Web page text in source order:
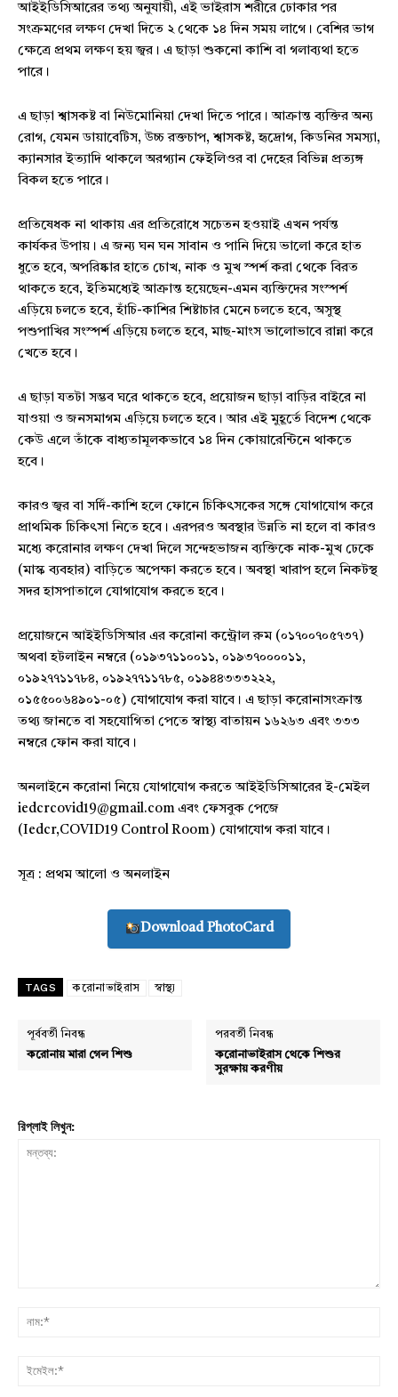
আইইডিসিআরের তথ্য অনুযায়ী, এই ভাইরাস শরীরে ঢোকার পর
সংক্রমণের লক্ষণ দেখা দিতে ২ থেকে ১৪ দিন সময় লাগে। বেশির ভাগ
ক্ষেত্রে প্রথম লক্ষণ হয় জ্বর। এ ছাড়া শুকনো কাশি বা গলাব্যথা হতে
পারে।
এ ছাড়া শ্বাসকষ্ট বা নিউমোনিয়া দেখা দিতে পারে। আক্রান্ত ব্যক্তির অন্য
রোগ, যেমন ডায়াবেটিস, উচ্চ রক্তচাপ, শ্বাসকষ্ট, হৃদ্রোগ, কিডনির সমস্যা,
ক্যানসার ইত্যাদি থাকলে অরগ্যান ফেইলিওর বা দেহের বিভিন্ন প্রত্যঙ্গ
বিকল হতে পারে।
প্রতিষেধক না থাকায় এর প্রতিরোধে সচেতন হওয়াই এখন পর্যন্ত
কার্যকর উপায়। এ জন্য ঘন ঘন সাবান ও পানি দিয়ে ভালো করে হাত
ধুতে হবে, অপরিষ্কার হাতে চোখ, নাক ও মুখ স্পর্শ করা থেকে বিরত
থাকতে হবে, ইতিমধ্যেই আক্রান্ত হয়েছেন-এমন ব্যক্তিদের সংস্পর্শ
এড়িয়ে চলতে হবে, হাঁচি-কাশির শিষ্টাচার মেনে চলতে হবে, অসুস্থ
পশুপাখির সংস্পর্শ এড়িয়ে চলতে হবে, মাছ-মাংস ভালোভাবে রান্না করে
খেতে হবে।
এ ছাড়া যতটা সম্ভব ঘরে থাকতে হবে, প্রয়োজন ছাড়া বাড়ির বাইরে না
যাওয়া ও জনসমাগম এড়িয়ে চলতে হবে। আর এই মুহূর্তে বিদেশ থেকে
কেউ এলে তাঁকে বাধ্যতামূলকভাবে ১৪ দিন কোয়ারেন্টিনে থাকতে
হবে।
কারও জ্বর বা সর্দি-কাশি হলে ফোনে চিকিৎসকের সঙ্গে যোগাযোগ করে
প্রাথমিক চিকিৎসা নিতে হবে। এরপরও অবস্থার উন্নতি না হলে বা কারও
মধ্যে করোনার লক্ষণ দেখা দিলে সন্দেহভাজন ব্যক্তিকে নাক-মুখ ঢেকে
(মাস্ক ব্যবহার) বাড়িতে অপেক্ষা করতে হবে। অবস্থা খারাপ হলে নিকটস্থ
সদর হাসপাতালে যোগাযোগ করতে হবে।
প্রয়োজনে আইইডিসিআর এর করোনা কন্ট্রোল রুম (০১৭০০৭০৫৭৩৭)
অথবা হটলাইন নম্বরে (০১৯৩৭১১০০১১, ০১৯৩৭০০০০১১,
০১৯২৭৭১১৭৮৪, ০১৯২৭৭১১৭৮৫, ০১৯৪৪৩৩৩২২২,
০১৫৫০০৬৪৯০১-০৫) যোগাযোগ করা যাবে। এ ছাড়া করোনাসংক্রান্ত
তথ্য জানতে বা সহযোগিতা পেতে স্বাস্থ্য বাতায়ন ১৬২৬৩ এবং ৩৩৩
নম্বরে ফোন করা যাবে।
অনলাইনে করোনা নিয়ে যোগাযোগ করতে আইইডিসিআরের ই-মেইল
iedcrcovid19@gmail.com এবং ফেসবুক পেজে
(Iedcr,COVID19 Control Room) যোগাযোগ করা যাবে।
সূত্র : প্রথম আলো ও অনলাইন
Download PhotoCard
TAGS করোনাভাইরাস স্বাস্থ্য
পূর্ববর্তী নিবন্ধ
করোনায় মারা গেল শিশু
পরবর্তী নিবন্ধ
করোনাভাইরাস থেকে শিশুর
সুরক্ষায় করণীয়
রিপ্লাই লিখুন: